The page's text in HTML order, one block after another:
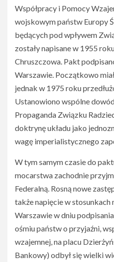
Współpracy i Pomocy
wojskowym państw Europy
będących pod wpływem
zostały napisane w 1955
Chruszczowa. Pakt
Warszawie. Początkowo
jednak w 1975 roku
Ustanowiono wspólne
Propaganda Związku
doktrynę układu jako
wagę imperialistycznego
W tym samym czasie do
mocarstwa zachodnie
Federalną. Rosną nowe
także napięcie w
Warszawie w dniu
ośmiu państw o przyjaźni,
wzajemnej, na placu
Bankowy) odbył się wielki